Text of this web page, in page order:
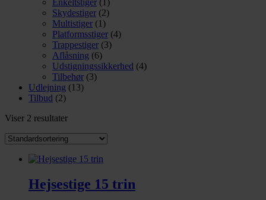
Skydestiger (2)
Multistiger (1)
Platformsstiger (4)
Trappestiger (3)
Aflåsning (6)
Udstigningssikkerhed (4)
Tilbehør (3)
Udlejning (13)
Tilbud (2)
Viser 2 resultater
Hejsestige 15 trin